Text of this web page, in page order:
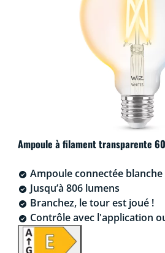
Ampoule à filament transparente
Ampoule connectée
Jusqu’à 806 lumens
Branchez, le tour est joué !
Contrôle avec l'application